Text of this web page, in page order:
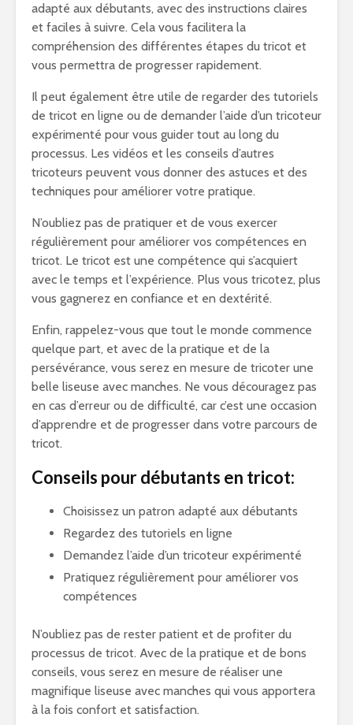
adapté aux débutants, avec des instructions claires
et faciles à suivre. Cela vous facilitera la
compréhension des différentes étapes du tricot et
vous permettra de progresser rapidement.
Il peut également être utile de regarder des tutoriels
de tricot en ligne ou de demander l’aide d’un tricoteur
expérimenté pour vous guider tout au long du
processus. Les vidéos et les conseils d’autres
tricoteurs peuvent vous donner des astuces et des
techniques pour améliorer votre pratique.
N’oubliez pas de pratiquer et de vous exercer
régulièrement pour améliorer vos compétences en
tricot. Le tricot est une compétence qui s’acquiert
avec le temps et l’expérience. Plus vous tricotez, plus
vous gagnerez en confiance et en dextérité.
Enfin, rappelez-vous que tout le monde commence
quelque part, et avec de la pratique et de la
persévérance, vous serez en mesure de tricoter une
belle liseuse avec manches. Ne vous découragez pas
en cas d’erreur ou de difficulté, car c’est une occasion
d’apprendre et de progresser dans votre parcours de
tricot.
Conseils pour débutants en tricot:
Choisissez un patron adapté aux débutants
Regardez des tutoriels en ligne
Demandez l’aide d’un tricoteur expérimenté
Pratiquez régulièrement pour améliorer vos
compétences
N’oubliez pas de rester patient et de profiter du
processus de tricot. Avec de la pratique et de bons
conseils, vous serez en mesure de réaliser une
magnifique liseuse avec manches qui vous apportera
à la fois confort et satisfaction.